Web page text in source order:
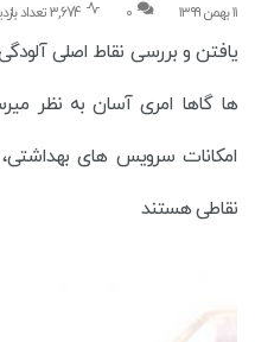
۱۱ بهمن ۱۳۹۹ 0 3,674 تعداد بازدید
یافتن و بررسی نقاط اصلی
ها گاها امری آسان به نظر
امکانات سرویس های
نقاطی هستند